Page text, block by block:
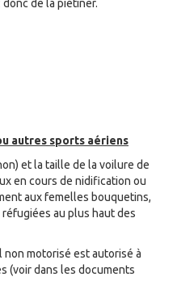
de la piétiner.
autres sports aériens
et la taille de la voilure de
en cours de nidification ou
aux femelles bouquetins,
au plus haut des
motorisé est autorisé à
(voir dans les documents